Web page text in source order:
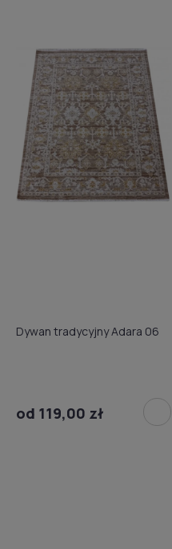
Dywan tradycyjny Adara 06
od 119,00 zł